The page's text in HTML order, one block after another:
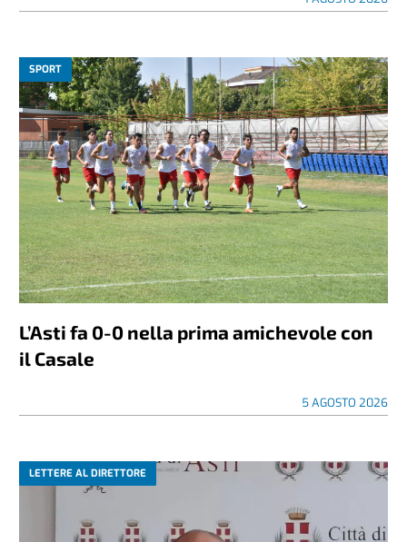
SPORT
L’Asti fa 0-0 nella prima amichevole con
il Casale
5 AGOSTO 2026
LETTERE AL DIRETTORE